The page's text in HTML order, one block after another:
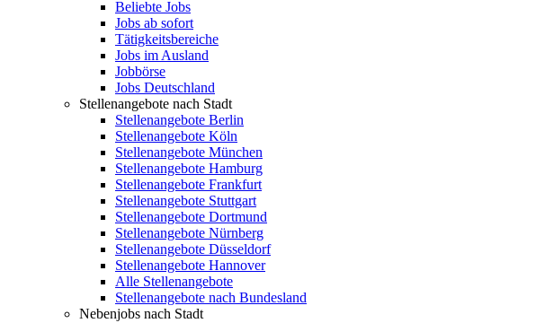
Beliebte Jobs
Jobs ab sofort
Tätigkeitsbereiche
Jobs im Ausland
Jobbörse
Jobs Deutschland
Stellenangebote nach Stadt
Stellenangebote Berlin
Stellenangebote Köln
Stellenangebote München
Stellenangebote Hamburg
Stellenangebote Frankfurt
Stellenangebote Stuttgart
Stellenangebote Dortmund
Stellenangebote Nürnberg
Stellenangebote Düsseldorf
Stellenangebote Hannover
Alle Stellenangebote
Stellenangebote nach Bundesland
Nebenjobs nach Stadt